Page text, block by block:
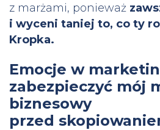
z marżami, ponieważ
i wyceni taniej to, co ty
Kropka.
Emocje w
zabezpieczyć mój
biznesowy
przed